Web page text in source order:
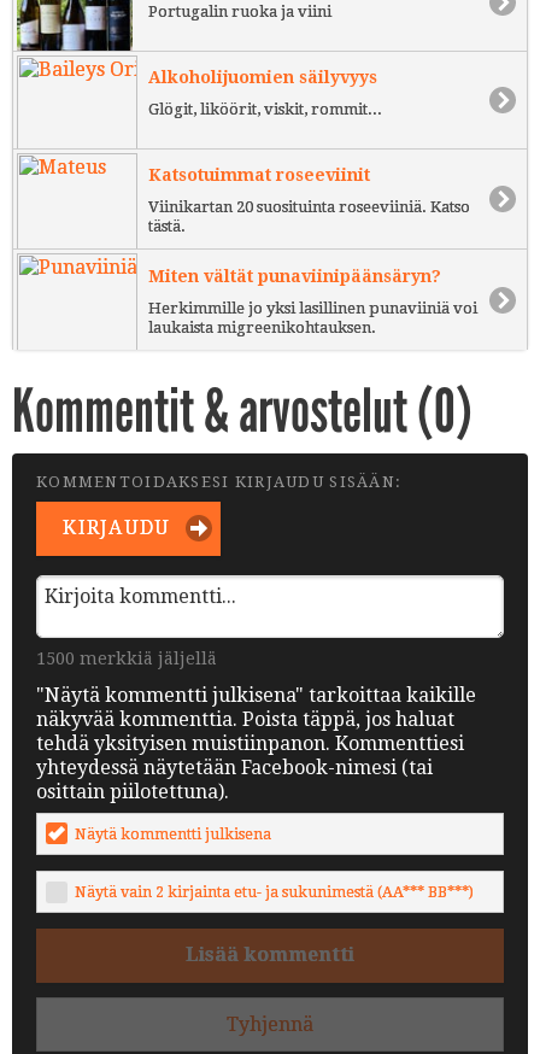
Portugalin ruoka ja viini
Alkoholijuomien säilyvyys
Glögit, liköörit, viskit, rommit...
Katsotuimmat roseeviinit
Viinikartan 20 suosituinta roseeviiniä. Katso
tästä.
Miten vältät punaviinipäänsäryn?
Herkimmille jo yksi lasillinen punaviiniä voi
laukaista migreenikohtauksen.
Kommentit & arvostelut (0)
KOMMENTOIDAKSESI KIRJAUDU SISÄÄN:
KIRJAUDU
1500 merkkiä jäljellä
"Näytä kommentti julkisena" tarkoittaa kaikille
näkyvää kommenttia. Poista täppä, jos haluat
tehdä yksityisen muistiinpanon. Kommenttiesi
yhteydessä näytetään Facebook-nimesi (tai
osittain piilotettuna).
Näytä kommentti julkisena
Näytä vain 2 kirjainta etu- ja sukunimestä (AA*** BB***)
Lisää kommentti
Tyhjennä